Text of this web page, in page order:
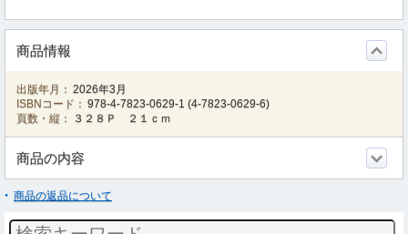
商品情報
出版年月： 2026年3月
ISBNコード： 978-4-7823-0629-1 (4-7823-0629-6)
頁数・縦：
３２８Ｐ ２１ｃｍ
商品の内容
商品の返品について